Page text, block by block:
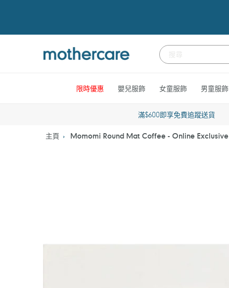
容
限時優惠 嬰兒服飾 女童服飾 男童服飾
滿$600即享免費追蹤送貨
主頁 Momomi Round Mat Coffee - Online Exclusive